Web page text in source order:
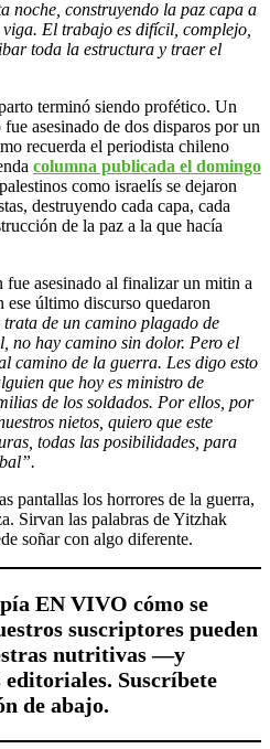
noche, construyendo la paz capa a
El trabajo es difícil, complejo,
toda la estructura y traer el
terminó siendo profético. Un
asesinado de dos disparos por un
recuerda el periodista chileno
columna publicada el domingo
como israelís se dejaron
destruyendo cada capa, cada
de la paz a la que hacía
asesinado al finalizar un mitin a
ese último discurso quedaron
trata de un camino plagado de
no hay camino sin dolor. Pero el
camino de la guerra. Les digo esto
que hoy es ministro de
de los soldados. Por ellos, por
nietos, quiero que este
todas las posibilidades, para
pantallas los horrores de la guerra,
Sirvan las palabras de Yitzhak
soñar con algo diferente.
EN VIVO cómo se
suscriptores pueden
nutritivas —y
Suscríbete
de abajo.